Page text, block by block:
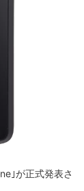
｣が正式発表さ